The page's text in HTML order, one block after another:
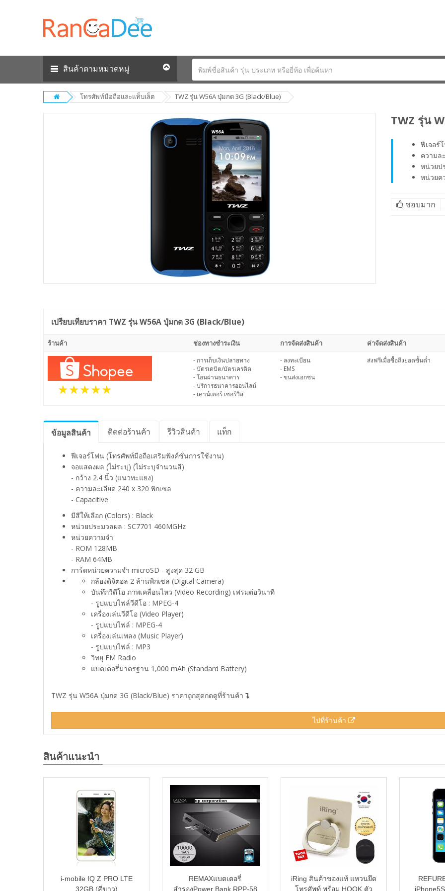
สินค้าตามหมวดหมู่
โทรศัพท์มือถือและแท็บเล็ต TWZ รุ่น W56A ปุ่มกด 3G (Black/Blue)
TWZ รุ่น
ฟีเจอร์
ความล
หน่วยป
หน่วยค
ชอบมาก
เปรียบเทียบราคา TWZ รุ่น W56A ปุ่มกด 3G (Black/Blue)
ร้านค้า ช่องทางชำระเงิน การจัดส่งสินค้า ค่าจัดส่งสินค้า
- การเก็บเงินปลายทาง
- บัตรเดบิต/บัตรเครดิต
- โอนผ่านธนาคาร
- บริการธนาคารออนไลน์
- เคาน์เตอร์ เซอร์วิส
- ลงทะเบียน
- EMS
- ขนส่งเอกชน
ส่งฟรีเมื่อซื้อถึงยอดขั้นต่ำ
ข้อมูลสินค้า ติดต่อร้านค้า รีวิวสินค้า แท็ก
ฟีเจอร์โฟน (โทรศัพท์มือถือเสริมฟังค์ชั่นการใช้งาน)
จอแสดงผล (ไม่ระบุ) (ไม่ระบุจำนวนสี)
- กว้าง 2.4 นิ้ว (แนวทะแยง)
- ความละเอียด 240 x 320 พิกเซล
- Capacitive
มีสีให้เลือก (Colors) : Black
หน่วยประมวลผล : SC7701 460MGHz
หน่วยความจำ
- ROM 128MB
- RAM 64MB
การ์ดหน่วยความจำ microSD - สูงสุด 32 GB
กล้องดิจิตอล 2 ล้านพิกเซล (Digital Camera)
บันทึกวีดีโอ ภาพเคลื่อนไหว (Video Recording) เฟรมต่อวินาที
- รูปแบบไฟล์วีดีโอ : MPEG-4
เครื่องเล่นวีดีโอ (Video Player)
- รูปแบบไฟล์ : MPEG-4
เครื่องเล่นเพลง (Music Player)
- รูปแบบไฟล์ : MP3
วิทยุ FM Radio
แบตเตอรี่มาตรฐาน 1,000 mAh (Standard Battery)
TWZ รุ่น W56A ปุ่มกด 3G (Black/Blue) ราคาถูกสุดกดดูที่ร้านค้า
ไปที่ร้านค้า
สินค้าแนะนำ
i-mobile IQ Z PRO LTE
32GB (สีขาว)
REMAXแบตเตอรี่
สำรองPower Bank RPP-58
iRing สินค้าของแท้ แหวนยึด
โทรศัพท์ พร้อม HOOK ตัว